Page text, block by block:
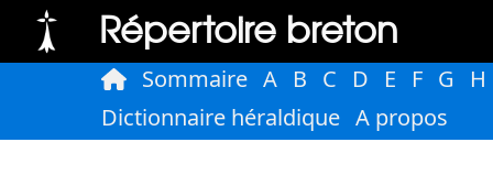
Répertoire breton
Sommaire A B C D E F G H
Dictionnaire héraldique A propos